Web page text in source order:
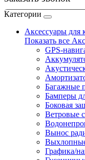
Категории
Аксессуары для
Показать все
GPS-
Багажные
Бамперы
Боковая
Ветровые
Вынос
Графика/